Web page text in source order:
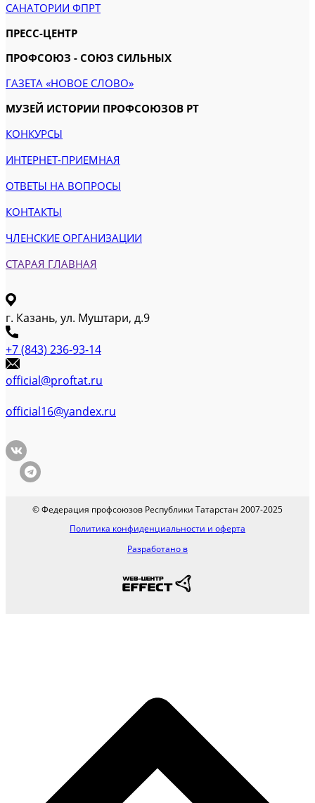
САНАТОРИИ ФПРТ
ПРЕСС-ЦЕНТР
ПРОФСОЮЗ - СОЮЗ СИЛЬНЫХ
ГАЗЕТА «НОВОЕ СЛОВО»
МУЗЕЙ ИСТОРИИ ПРОФСОЮЗОВ РТ
КОНКУРСЫ
ИНТЕРНЕТ-ПРИЕМНАЯ
ОТВЕТЫ НА ВОПРОСЫ
КОНТАКТЫ
ЧЛЕНСКИЕ ОРГАНИЗАЦИИ
СТАРАЯ ГЛАВНАЯ
г. Казань, ул. Муштари, д.9
+7 (843) 236-93-14
official@proftat.ru
official16@yandex.ru
© Федерация профсоюзов Республики Татарстан 2007-2025
Политика конфиденциальности и оферта
Разработано в